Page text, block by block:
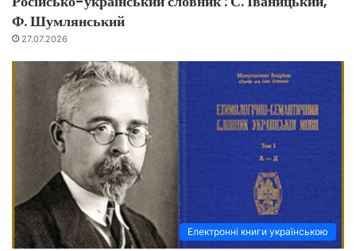
Ф. Шумлянський
27.07.2026
Електронні книги українською